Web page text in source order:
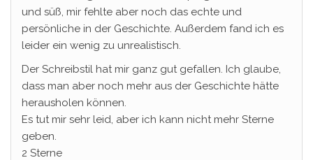
und süß, mir fehlte aber noch das echte und
persönliche in der Geschichte. Außerdem fand ich es
leider ein wenig zu unrealistisch.
Der Schreibstil hat mir ganz gut gefallen. Ich glaube,
dass man aber noch mehr aus der Geschichte hätte
herausholen können.
Es tut mir sehr leid, aber ich kann nicht mehr Sterne
geben.
2 Sterne